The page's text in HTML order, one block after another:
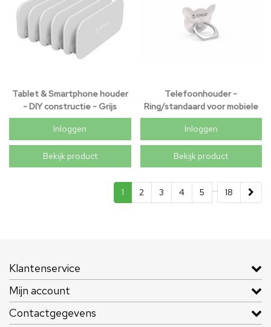
Tablet & Smartphone houder
- DIY constructie - Grijs
Inloggen
Bekijk product
Telefoonhouder -
Ring/standaard voor mobiele
telefoon
Inloggen
Bekijk product
1 2 3 4 5 ... 18
Klantenservice
Mijn account
Contactgegevens